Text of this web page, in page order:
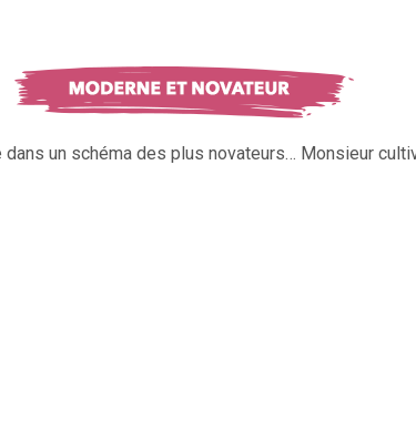
dans un schéma des plus novateurs… Monsieur